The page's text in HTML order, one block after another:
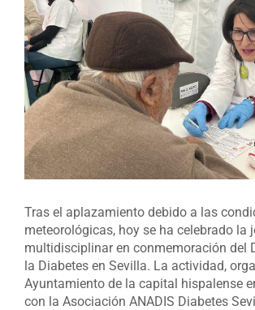
grande
Tras el aplazamiento debido a las
meteorológicas, hoy se ha celebrado la
multidisciplinar en conmemoración del
la Diabetes en Sevilla. La actividad,
Ayuntamiento de la capital hispalense
con la Asociación ANADIS Diabetes